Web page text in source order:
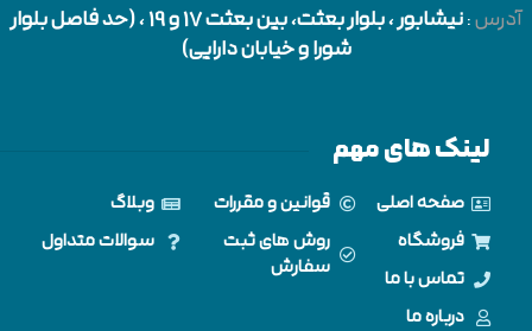
آدرس:نیشابور
، بلوار بعثت، بین بعثت 17 و 19 ، (حد فاصل بلوار
شورا و خیابان دارایی)
لینک های مهم
صفحه اصلی
فروشگاه
تماس با ما
درباره ما
قوانین و مقررات
روش های ثبت
سفارش
وبلاگ
سوالات متداول